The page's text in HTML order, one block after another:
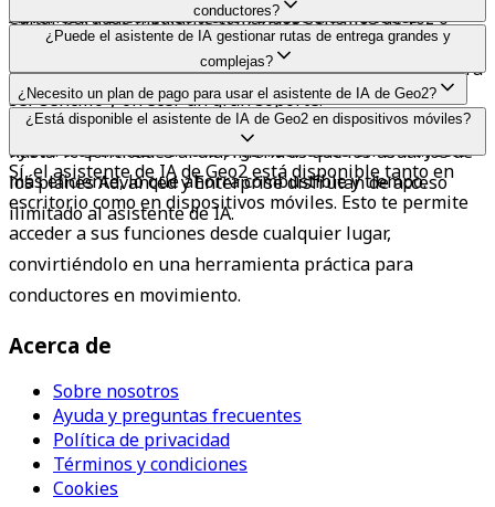
Advanced y Enterprise tienen acceso a solicitudes
ilimitadas.
editar paradas mediante comandos sencillos de voz o
texto, lo que ahorra tiempo y permite operar con manos
libres.
conductores?
Sí. Ofrece ayuda clara y paso a paso para tareas como
escanear etiquetas y añadir entregas. Está diseñado para
ser sencillo y ofrecer un gran soporte.
¿Puede el asistente de IA gestionar rutas de entrega grandes y
complejas?
Sí, Geo2 permite a los usuarios pegar de forma masiva
hasta 50 paradas simultáneamente. El asistente de IA
ayuda a optimizar la ruta organizándolas en el trayecto
más eficiente, lo que ahorra combustible y tiempo.
¿Necesito un plan de pago para usar el asistente de IA de Geo2?
Los usuarios de los planes Free y Pro pueden realizar
hasta 10 solicitudes al día, mientras que los usuarios de
los planes Advanced y Enterprise disfrutan de acceso
ilimitado al asistente de IA.
¿Está disponible el asistente de IA de Geo2 en dispositivos móviles?
Sí, el asistente de IA de Geo2 está disponible tanto en
escritorio como en dispositivos móviles. Esto te permite
acceder a sus funciones desde cualquier lugar,
convirtiéndolo en una herramienta práctica para
conductores en movimiento.
Acerca de
Sobre nosotros
Ayuda y preguntas frecuentes
Política de privacidad
Términos y condiciones
Cookies